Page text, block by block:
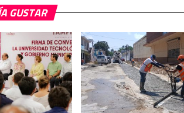
GUSTAR